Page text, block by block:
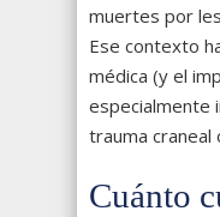
muertes por
Ese contexto
médica (y el
especialmente
trauma craneal
Cuánto